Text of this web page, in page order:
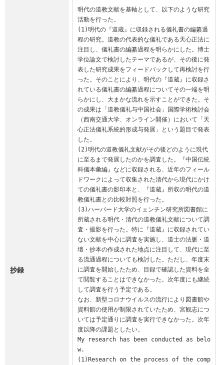
抄録
明代の道教文献を基軸として、以下のような研究
活動を行った。
(1)明代の『道蔵』に収録される儀礼書の編纂過
程の研究。道教の代表的な儀礼である天心正法に
注目し、儀礼書の編纂過程を明らかにした。博士
学位論文で検討したテーマであるが、その後に発
表した研究成果をフィードバックして再検討を行
った。そのことにより、明代の『道蔵』に収録さ
れている儀礼書の編纂過程についてその一端を明
らかにし、大まかな流れを示すことができた。そ
の成果は「道教儀礼与中国社会」国際学術検討会
（西南交通大学、オンライン開催）において「天
心正法儀礼系統的形成与発展」という題目で発表
した。
(2)明代の道教儀礼文献がその後どのように現代
に至るまで発展したのかを調査した。『中国伝統
科儀本彙編』などに収録される、近年のフィール
ドワークによって収集された清代から現代にかけ
ての儀礼書の影印本と、『道蔵』所収の明代の道
教儀礼書との比較対照を行った。
(3)ハーバード大学のイェンチン研究所図書館に
所蔵される明代・清代の道教儀礼文献について調
査・撮影を行った。特に『道蔵』に収録されてい
ない文献を中心に調査を実施し、道士の法脈・道
壇・抄本の作成された地点に注目して、現代に至
る流通過程についても検討した。ただし、年度末
に調査を開始したため、目録で確認した資料を全
て閲覧することはできなかった。次年度にも継続
して調査を行う予定である。
なお、新型コロナウイルスの流行により図書館や
資料館の使用が制限されていたため、宮観志につ
いては予定通りに調査を実行できなかった。次年
度以降の課題としたい。
My research has been conducted as belo
w.
(1)Research on the process of the comp